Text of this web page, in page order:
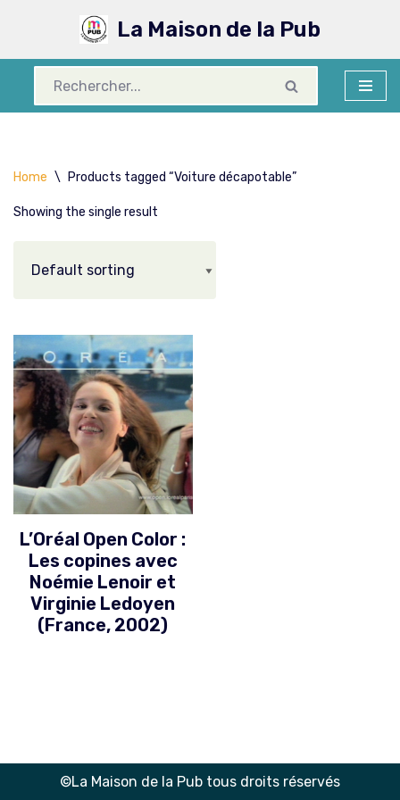
contenu
La Maison de la Pub
Home \ Products tagged “Voiture décapotable”
Showing the single result
L’Oréal Open Color :
Les copines avec
Noémie Lenoir et
Virginie Ledoyen
(France, 2002)
©La Maison de la Pub tous droits réservés